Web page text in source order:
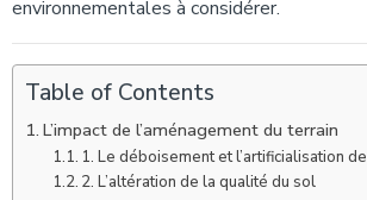
environnementales à considérer.
Table of Contents
L’impact de l’aménagement du terrain
1. Le déboisement et l’artificialisation
2. L’altération de la qualité du sol